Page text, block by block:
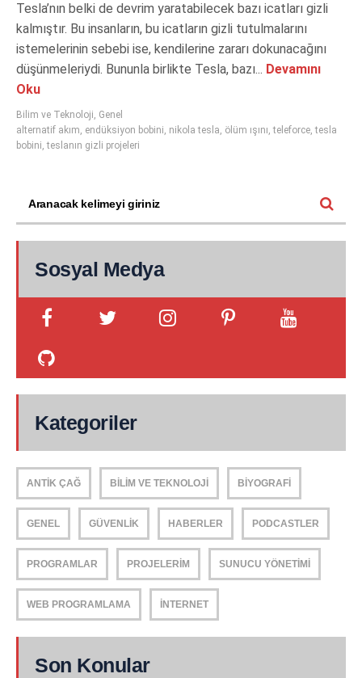
Tesla’nın belki de devrim yaratabilecek bazı icatları gizli
kalmıştır. Bu insanların, bu icatların gizli tutulmalarını
istemelerinin sebebi ise, kendilerine zararı dokunacağını
düşünmeleriydi. Bununla birlikte Tesla, bazı... Devamını
Oku
Bilim ve Teknoloji, Genel
alternatif akım, endüksiyon bobini, nikola tesla, ölüm ışını,teleforce,tesla
bobini,teslanın gizli projeleri
Sosyal Medya
Kategoriler
ANTIK ÇAĞ BILIM VE TEKNOLOJI BIYOGRAFI
GENEL GÜVENLIK HABERLER PODCASTLER
PROGRAMLAR PROJELERIM SUNUCU YÖNETIMI
WEB PROGRAMLAMA İNTERNET
Son Konular